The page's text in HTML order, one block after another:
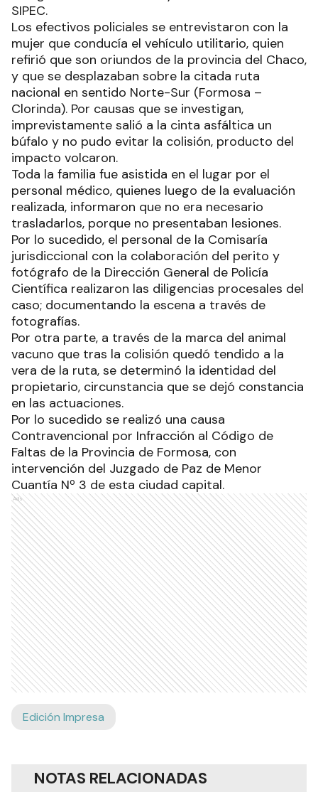
SIPEC.
Los efectivos policiales se entrevistaron con la
mujer que conducía el vehículo utilitario, quien
refirió que son oriundos de la provincia del Chaco,
y que se desplazaban sobre la citada ruta
nacional en sentido Norte-Sur (Formosa –
Clorinda). Por causas que se investigan,
imprevistamente salió a la cinta asfáltica un
búfalo y no pudo evitar la colisión, producto del
impacto volcaron.
Toda la familia fue asistida en el lugar por el
personal médico, quienes luego de la evaluación
realizada, informaron que no era necesario
trasladarlos, porque no presentaban lesiones.
Por lo sucedido, el personal de la Comisaría
jurisdiccional con la colaboración del perito y
fotógrafo de la Dirección General de Policía
Científica realizaron las diligencias procesales del
caso; documentando la escena a través de
fotografías.
Por otra parte, a través de la marca del animal
vacuno que tras la colisión quedó tendido a la
vera de la ruta, se determinó la identidad del
propietario, circunstancia que se dejó constancia
en las actuaciones.
Por lo sucedido se realizó una causa
Contravencional por Infracción al Código de
Faltas de la Provincia de Formosa, con
intervención del Juzgado de Paz de Menor
Cuantía Nº 3 de esta ciudad capital.
Ads
Edición Impresa
NOTAS RELACIONADAS